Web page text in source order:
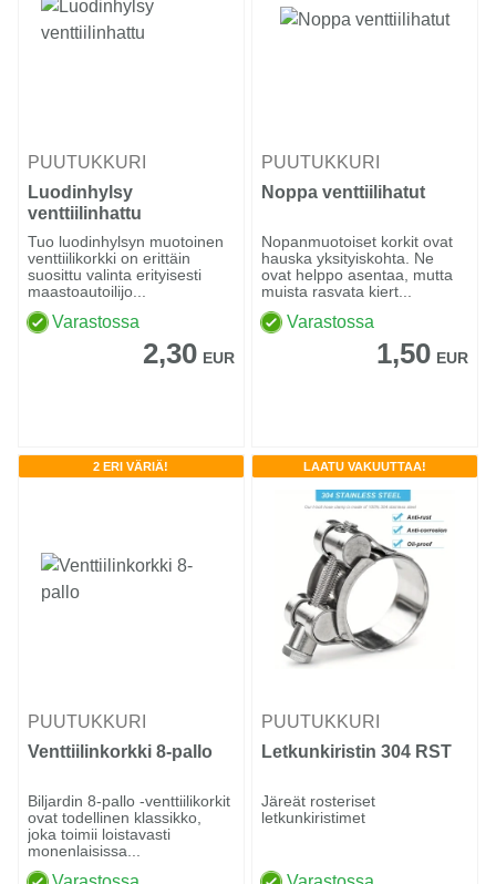
PUUTUKKURI
Luodinhylsy
venttiilinhattu
Tuo luodinhylsyn muotoinen
venttiilikorkki on erittäin
suosittu valinta erityisesti
maastoautoilijo...
Varastossa
2,30 EUR
PUUTUKKURI
Noppa venttiilihatut
Nopanmuotoiset korkit ovat
hauska yksityiskohta. Ne
ovat helppo asentaa, mutta
muista rasvata kiert...
Varastossa
1,50 EUR
2 ERI VÄRIÄ!
PUUTUKKURI
Venttiilinkorkki 8-pallo
Biljardin 8-pallo -venttiilikorkit
ovat todellinen klassikko,
joka toimii loistavasti
monenlaisissa...
LAATU VAKUUTTAA!
PUUTUKKURI
Letkunkiristin 304 RST
Järeät rosteriset
letkunkiristimet